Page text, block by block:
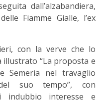
dall’alzabandiera,
Fiamme Gialle, l’ex
con la verve che lo
illustrato “La proposta e
Semeria nel travaglio
del suo tempo”, con
interesse e